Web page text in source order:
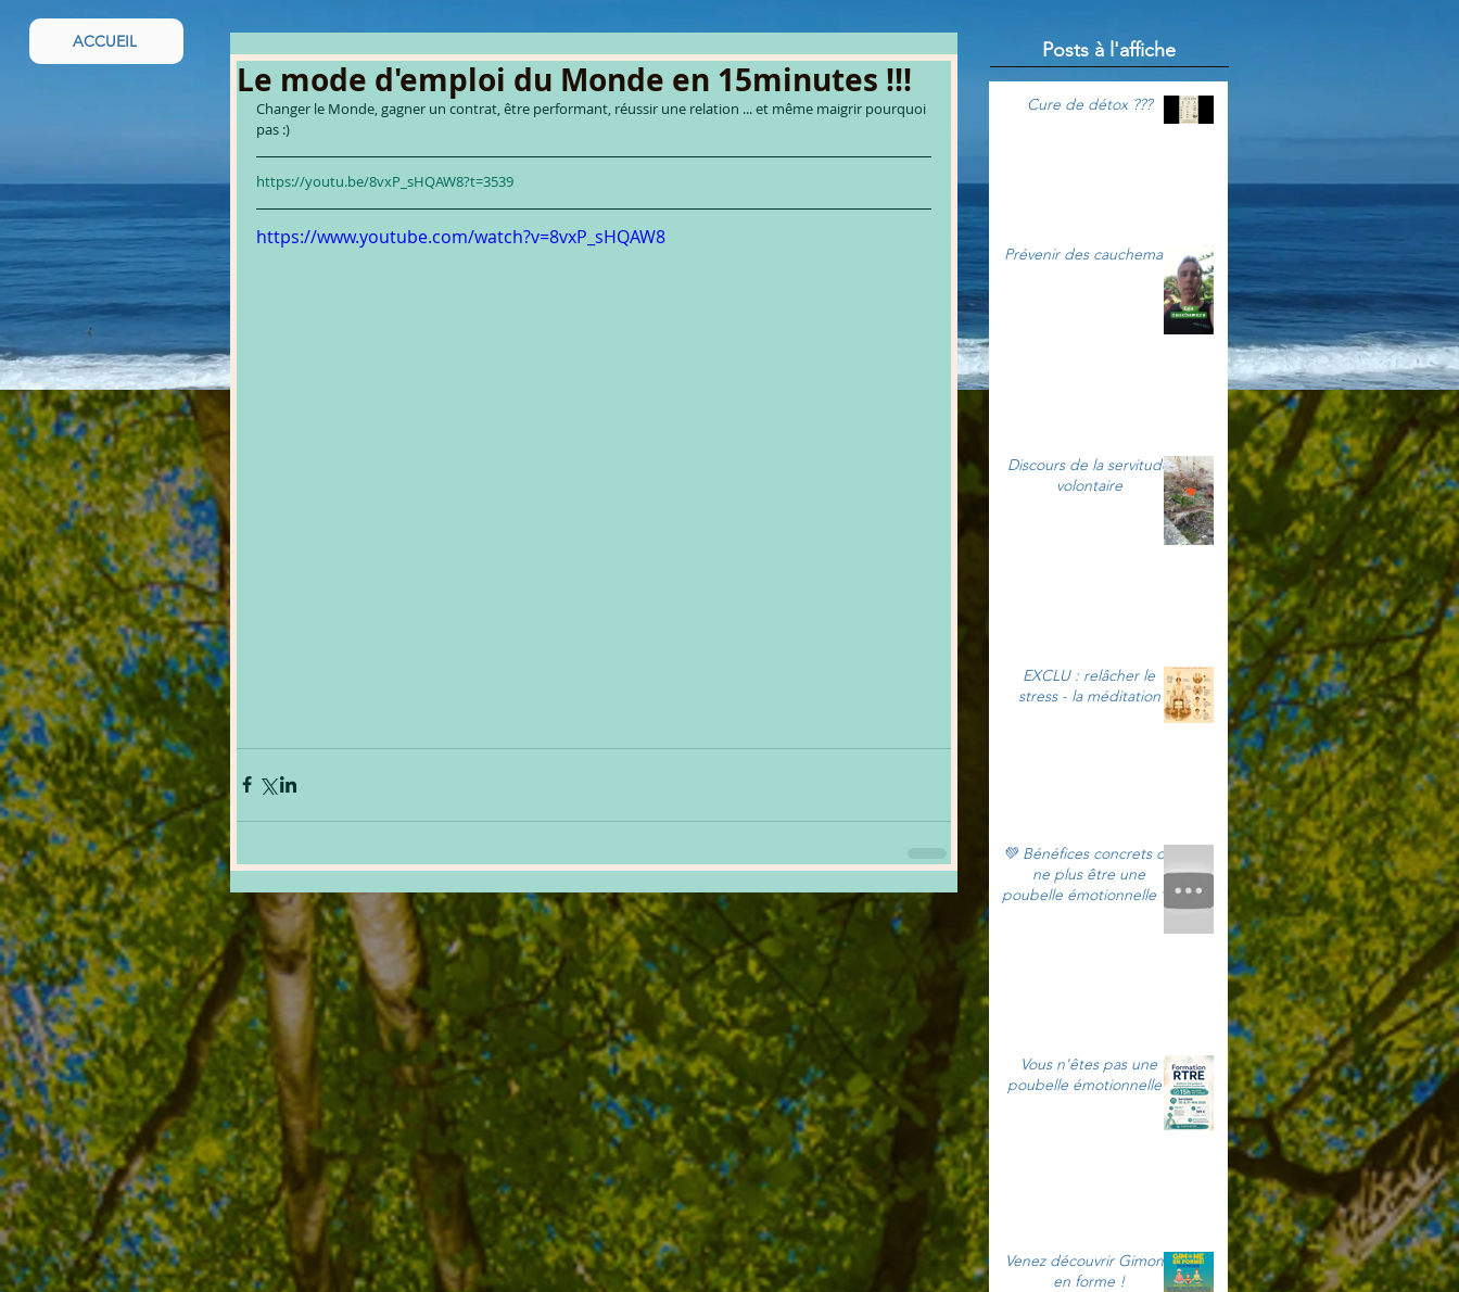
ACCUEIL
Le mode d'emploi du Monde en 15minutes !!!
Changer le Monde, gagner un contrat, être performant, réussir une relation ... et même maigrir pourquoi
pas :)
https://youtu.be/8vxP_sHQAW8?t=3539
https://www.youtube.com/watch?v=8vxP_sHQAW8
Posts à l'affiche
Cure de détox ???
Prévenir des cauchemars
Discours de la servitude
volontaire
EXCLU : relâcher le
stress - la méditation
💚 Bénéfices concrets de
ne plus être une
poubelle émotionnelle 💚
Vous n'êtes pas une
poubelle émotionnelle !
Venez découvrir Gimone
en forme !